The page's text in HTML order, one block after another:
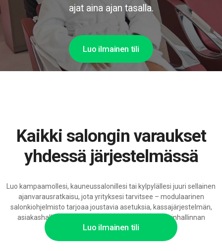
ajat aina ajan tasalla.
Luo ilmainen tili
Luo ilmainen tili
Kaikki salongin varaukset
yhdessä järjestelmässä
Luo kampaamollesi, kauneussalonillesi tai kylpylällesi juuri sellainen
ajanvarausratkaisu, jota yrityksesi tarvitsee – modulaarinen
salonkiohjelmisto tarjoaa joustavia asetuksia, kassajärjestelmän,
asiakashallinnan ja syvällisiä integraatioita salonginhallinnan
automatisointiin.